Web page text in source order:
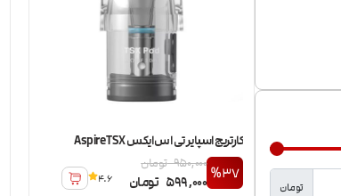
تومان
کارتریج اسپایر تی اس ایکس Aspire TSX
%37
950,000 تومان
599,000 تومان 4.6